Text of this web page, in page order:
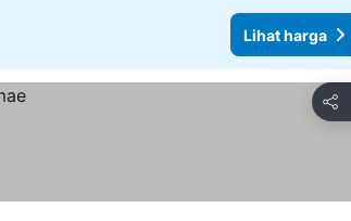
Lihat harga